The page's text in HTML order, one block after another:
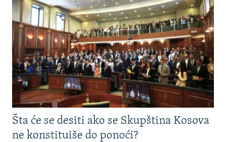
Šta će se desiti ako se Skupština Kosova
ne konstituiše do ponoći?